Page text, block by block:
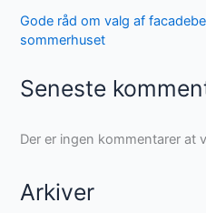
Gode råd om valg af
sommerhuset
Seneste
Der er ingen kommentarer at
Arkiver